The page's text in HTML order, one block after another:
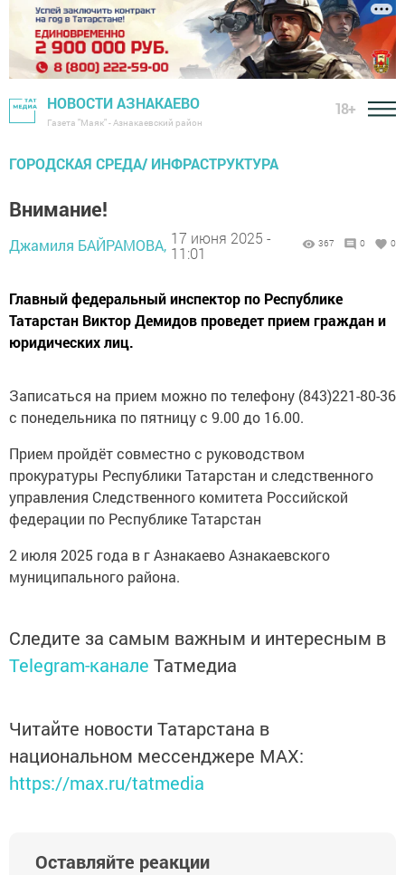
НОВОСТИ АЗНАКАЕВО
Газета "Маяк" - Азнакаевский район
18+
ГОРОДСКАЯ СРЕДА/ ИНФРАСТРУКТУРА
Внимание!
Джамиля БАЙРАМОВА, 17 июня 2025 -
11:01
367 0 0
Главный федеральный инспектор по Республике
Татарстан Виктор Демидов проведет прием граждан и
юридических лиц.
Записаться на прием можно по телефону (843)221-80-36
с понедельника по пятницу с 9.00 до 16.00.
Прием пройдёт совместно с руководством
прокуратуры Республики Татарстан и следственного
управления Следственного комитета Российской
федерации по Республике Татарстан
2 июля 2025 года в г Азнакаево Азнакаевского
муниципального района.
Следите за самым важным и интересным в
Telegram-канале Татмедиа
Читайте новости Татарстана в
национальном мессенджере MАХ:
https://max.ru/tatmedia
Оставляйте реакции